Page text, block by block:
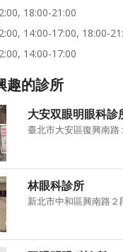
18:00-21:00
14:00-17:00, 18:00-
14:00-17:00
趣的診所
大安双眼明眼科診
臺北市大安區復興南路
林眼科診所
新北市中和區興南路２